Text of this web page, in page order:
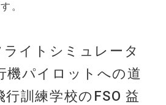
。
イトシミュレータ
機パイロットへの道
訓練学校のFSO 益